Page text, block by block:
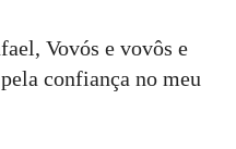
Vovós e vovôs e
confiança no meu